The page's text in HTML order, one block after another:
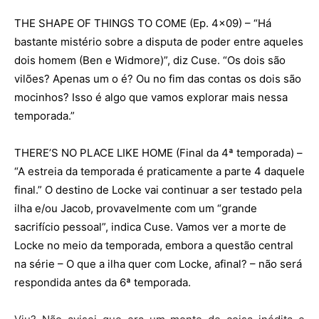
THE SHAPE OF THINGS TO COME (Ep. 4×09) – “Há
bastante mistério sobre a disputa de poder entre aqueles
dois homem (Ben e Widmore)”, diz Cuse. “Os dois são
vilões? Apenas um o é? Ou no fim das contas os dois são
mocinhos? Isso é algo que vamos explorar mais nessa
temporada.”
THERE’S NO PLACE LIKE HOME (Final da 4ª temporada) –
“A estreia da temporada é praticamente a parte 4 daquele
final.” O destino de Locke vai continuar a ser testado pela
ilha e/ou Jacob, provavelmente com um “grande
sacrifício pessoal”, indica Cuse. Vamos ver a morte de
Locke no meio da temporada, embora a questão central
na série – O que a ilha quer com Locke, afinal? – não será
respondida antes da 6ª temporada.